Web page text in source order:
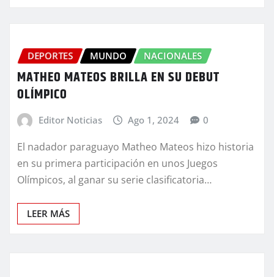
DEPORTES MUNDO NACIONALES
MATHEO MATEOS BRILLA EN SU DEBUT
OLÍMPICO
Editor Noticias Ago 1, 2024 0
El nadador paraguayo Matheo Mateos hizo historia
en su primera participación en unos Juegos
Olímpicos, al ganar su serie clasificatoria…
LEER MÁS